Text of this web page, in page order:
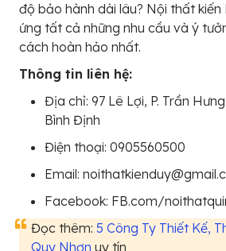
độ bảo hành dài lâu? Nội thất
ứng tất cả những nhu cầu và ý
cách hoàn hảo nhất.
Thông tin liên hệ:
Địa chỉ: 97 Lê Lợi, P. Trần
Bình Định
Điện thoại: 0905560500
Email:
Facebook: FB.com/
Đọc thêm: 5 Công Ty Thiết Kế,
Quy Nhơn uy tín